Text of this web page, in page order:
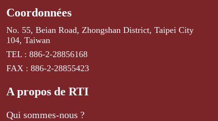
Coordonnées
No. 55, Beian Road, Zhongshan District, Taipei City
104, Taiwan
TEL : 886-2-28856168
FAX : 886-2-28855423
A propos de RTI
Qui sommes-nous ?